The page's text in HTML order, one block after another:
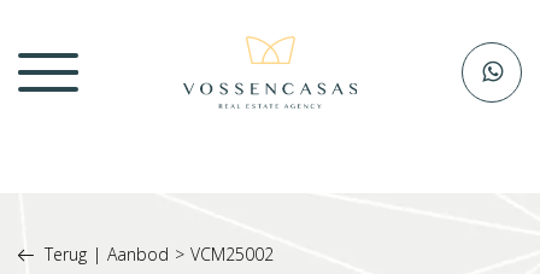
Terug | Aanbod > VCM25002